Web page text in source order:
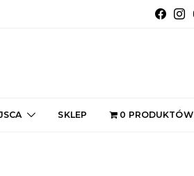
SKLEP 0 PRODUKTÓW